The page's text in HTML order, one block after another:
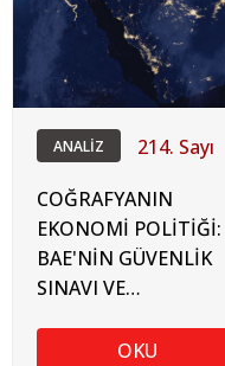
ANALİZ 214. Sayı
COĞRAFYANIN
EKONOMİ POLİTİĞİ:
BAE'NİN GÜVENLİK
SINAVI VE
İHRACAT DERİNLİĞİ
OKU